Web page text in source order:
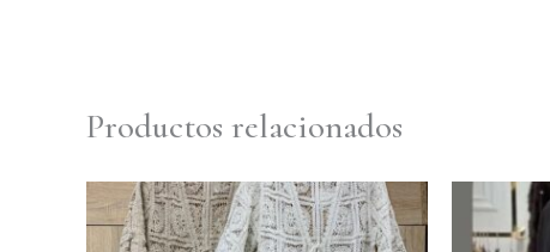
Productos relacionados